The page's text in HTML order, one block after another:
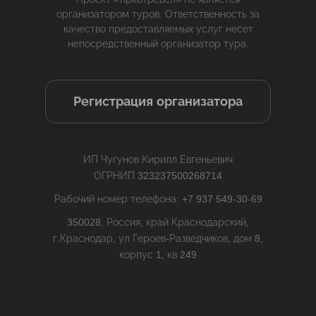
организатором туров. Ответственность за
качество предоставляемых услуг несет
непосредственный организатор тура.
Регистрация организатора
ИП Чугунов Кирилл Евгеньевич
ОГРНИП 323237500268714
Рабочий номер телефона: +7 937 549-30-69
350028, Россия, край Краснодарский,
г.Краснодар, ул Героев-Разведчиков, дом 8,
корпус 1, кв 249